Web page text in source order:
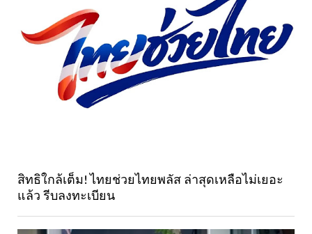
สิทธิใกล้เต็ม! ไทยช่วยไทยพลัส ล่าสุดเหลือไม่เยอะ
แล้ว รีบลงทะเบียน